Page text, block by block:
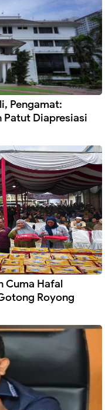
Pengamat:
Patut Diapresiasi
Cuma Hafal
Royong